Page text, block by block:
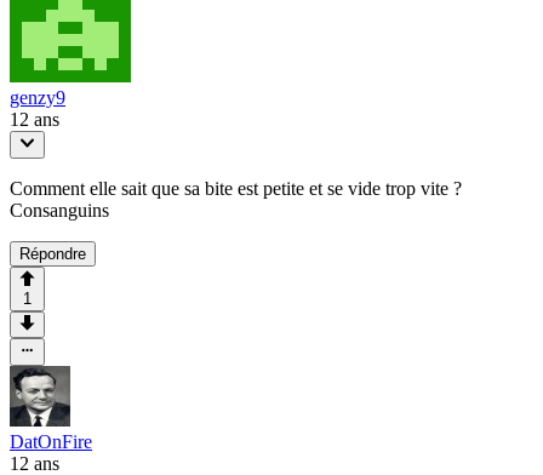
genzy9
12 ans
Comment elle sait que sa bite est petite et se vide trop vite ?
Consanguins
Répondre
1
DatOnFire
12 ans